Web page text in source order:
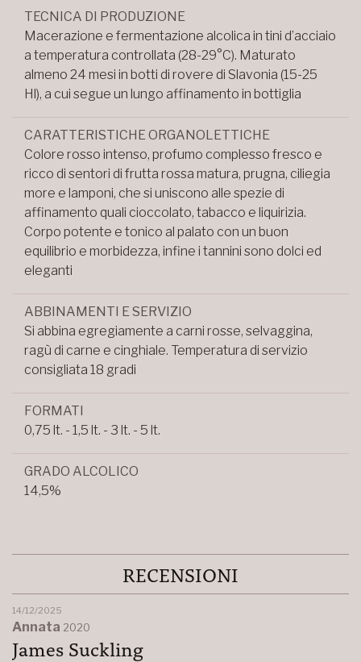
TECNICA DI PRODUZIONE
Macerazione e fermentazione alcolica in tini d’acciaio
a temperatura controllata (28-29°C). Maturato
almeno 24 mesi in botti di rovere di Slavonia (15-25
Hl), a cui segue un lungo affinamento in bottiglia
CARATTERISTICHE ORGANOLETTICHE
Colore rosso intenso, profumo complesso fresco e
ricco di sentori di frutta rossa matura, prugna, ciliegia
more e lamponi, che si uniscono alle spezie di
affinamento quali cioccolato, tabacco e liquirizia.
Corpo potente e tonico al palato con un buon
equilibrio e morbidezza, infine i tannini sono dolci ed
eleganti
ABBINAMENTI E SERVIZIO
Si abbina egregiamente a carni rosse, selvaggina,
ragù di carne e cinghiale. Temperatura di servizio
consigliata 18 gradi
FORMATI
0,75 lt. - 1,5 lt. - 3 lt. - 5 lt.
GRADO ALCOLICO
14,5%
RECENSIONI
14/12/2025
Annata 2020
James Suckling